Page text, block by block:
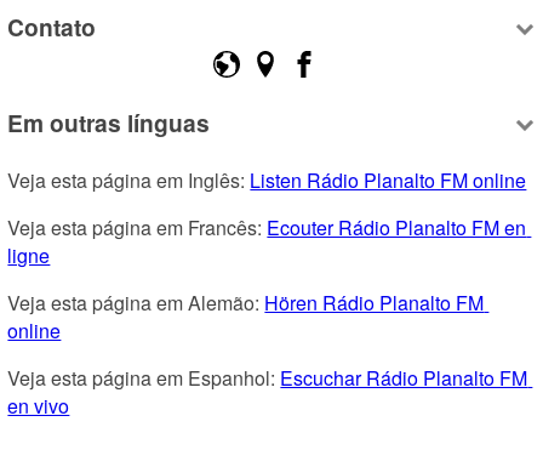
Contato
Em outras línguas
Veja esta página em Inglês: Listen Rádio Planalto FM online
Veja esta página em Francês: Ecouter Rádio Planalto FM en
ligne
Veja esta página em Alemão: Hören Rádio Planalto FM
online
Veja esta página em Espanhol: Escuchar Rádio Planalto FM
en vivo